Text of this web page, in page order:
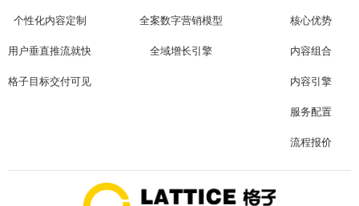
个性化内容定制
用户垂直推流就快
格子目标交付可见
全案数字营销模型
全域增长引擎
核心优势
内容组合
内容引擎
服务配置
流程报价